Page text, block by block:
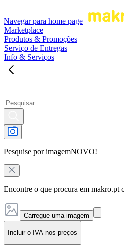
Navegar para home page
Marketplace
Produtos & Promoções
Serviço de Entregas
Info & Serviços
Pesquise por imagemNOVO!
Encontre o que procura em makro.pt
Carregue uma imagem
Incluir o IVA nos preços